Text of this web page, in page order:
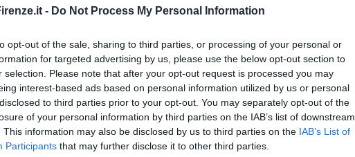
- Do Not Process My Personal Information
opt-out of the sale, sharing to third parties, or processing of your personal or
for targeted advertising by us, please use the below opt-out section to
selection. Please note that after your opt-out request is processed you may
interest-based ads based on personal information utilized by us or personal
to third parties prior to your opt-out. You may separately opt-out of the
of your personal information by third parties on the IAB’s list of downstream
This information may also be disclosed by us to third parties on the IAB’s List of
Participants that may further disclose it to other third parties.
Luca Bindi
- aggiunge Matthew Pasek, ricercatore all’University of South
comefulmine fossilizzato ”.
il terzo autore dello studio, Tian Feng: “Precedenti studi
dovuta a fulmini è stato unfenomeno diffuso sulla Terra
che altre forme di minerali sono possibili e molte potrebbero